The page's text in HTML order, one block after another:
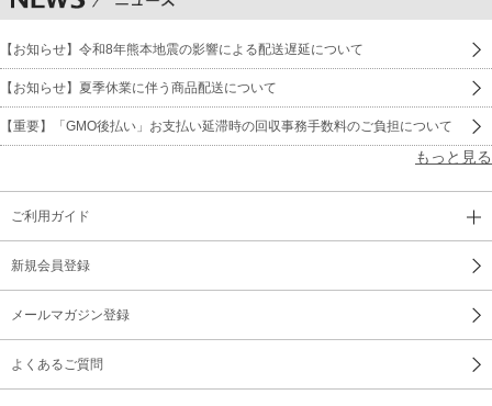
【お知らせ】令和8年熊本地震の影響による配送遅延について
【お知らせ】夏季休業に伴う商品配送について
【重要】「GMO後払い」お支払い延滞時の回収事務手数料のご負担について
もっと見る
ご利用ガイド
新規会員登録
メールマガジン登録
よくあるご質問